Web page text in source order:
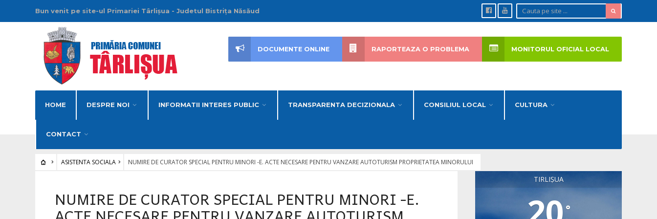
Bun venit pe site-ul Primariei Târlișua - Judetul Bistrița Năsăud
HOME DESPRE NOI INFORMATII INTERES PUBLIC TRANSPARENTA DECIZIONALA CONSILIUL LOCAL CULTURA
CONTACT
DOCUMENTE ONLINE RAPORTEAZA O PROBLEMA MONITORUL OFICIAL LOCAL
ASISTENTA SOCIALA NUMIRE DE CURATOR SPECIAL PENTRU MINORI -E. ACTE NECESARE PENTRU VANZARE AUTOTURISM PROPRIETATEA MINORULUI
NUMIRE DE CURATOR SPECIAL PENTRU MINORI -E.
TIRLIȘUA
°